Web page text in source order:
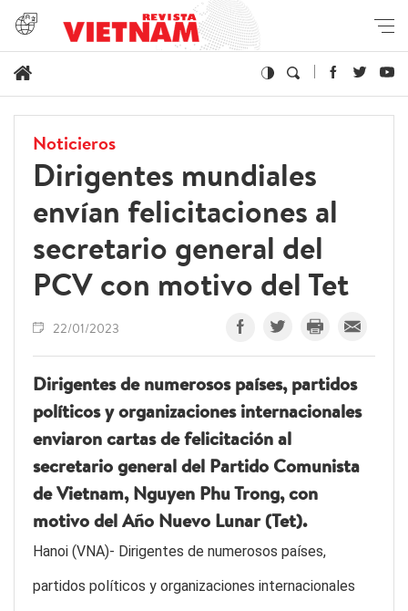
Noticieros
Dirigentes mundiales
envían felicitaciones al
secretario general del
PCV con motivo del Tet
22/01/2023
Dirigentes de numerosos países, partidos
políticos y organizaciones internacionales
enviaron cartas de felicitación al
secretario general del Partido Comunista
de Vietnam, Nguyen Phu Trong, con
motivo del Año Nuevo Lunar (Tet).
Hanoi (VNA)- Dirigentes de numerosos países,
partidos políticos y organizaciones internacionales